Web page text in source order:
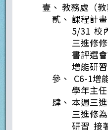
教務處（
課程計
5/31 校
三進修
書評選
增能研
C6-1增
學年主
本週三
三進修
研習 接